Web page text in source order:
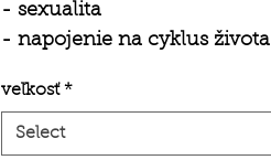
- sexualita
- napojenie na cyklus života
veľkosť *
Select